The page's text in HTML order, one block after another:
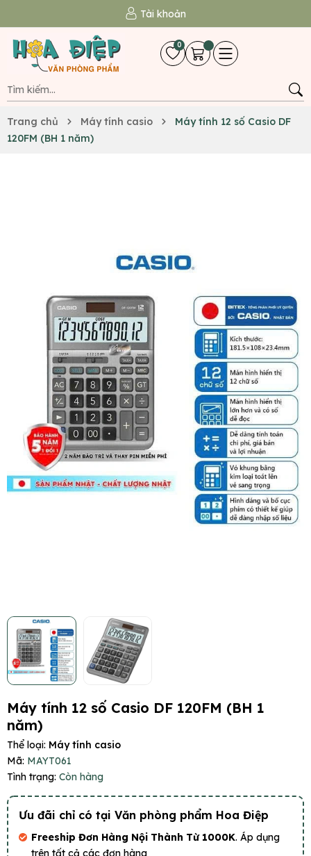
Tài khoản
0
Trang chủ Máy tính casio
Máy tính 12 số Casio DF
120FM (BH 1 năm)
Máy tính 12 số Casio DF 120FM (BH 1
năm)
Thể loại: Máy tính casio
Mã: MAYT061
Tình trạng: Còn hàng
Ưu đãi chỉ có tại Văn phòng phẩm Hoa Điệp
Freeship Đơn Hàng Nội Thành Từ 1000K. Áp dụng
trên tất cả các đơn hàng